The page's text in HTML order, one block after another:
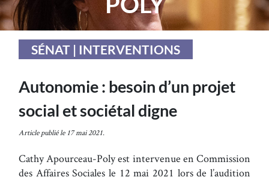
SÉNAT | INTERVENTIONS
Autonomie : besoin d’un projet
social et sociétal digne
Article publié le 17 mai 2021.
Cathy Apourceau-Poly est intervenue en Commission
des Affaires Sociales le 12 mai 2021 lors de l’audition